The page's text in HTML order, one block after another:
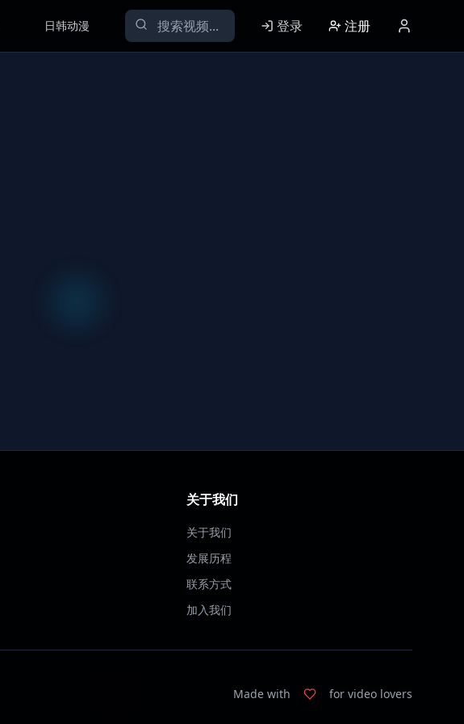
日韩动漫 登录 注册
关于我们
关于我们
发展历程
联系方式
加入我们
Made with for video lovers